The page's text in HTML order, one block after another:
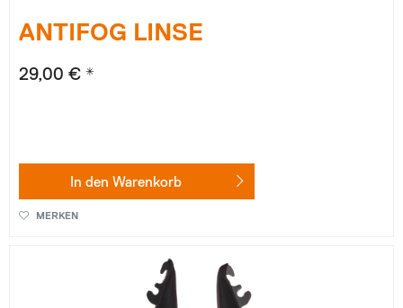
ANTIFOG LINSE
29,00 € *
In den Warenkorb
MERKEN